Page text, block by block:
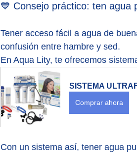
💙 Consejo práctico: ten agua
Tener acceso fácil a agua de
confusión entre hambre y sed.
En Aqua Lity, te ofrecemos
SISTEMA
Comprar ahora
Con un sistema así, tener agua